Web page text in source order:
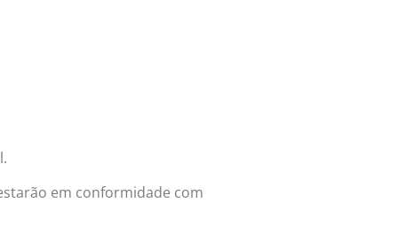
em conformidade com